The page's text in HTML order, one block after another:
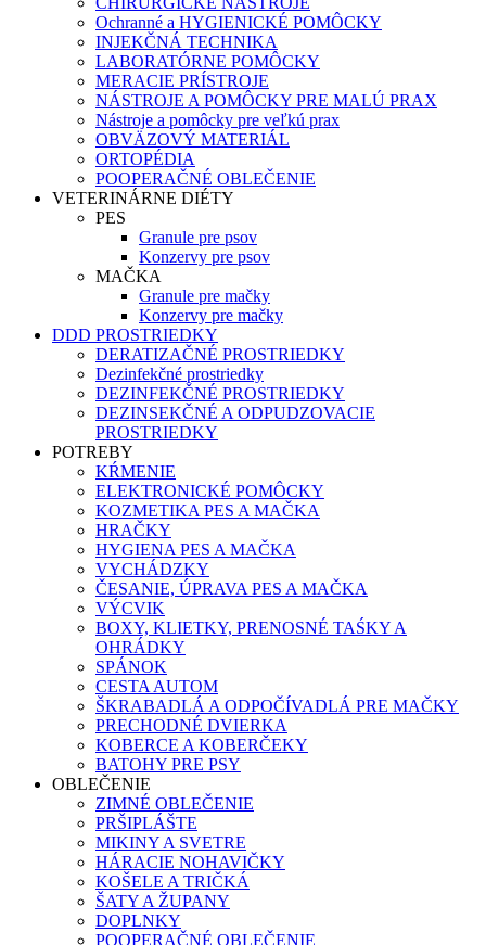
Ochranné a HYGIENICKÉ POMÔCKY
INJEKČNÁ TECHNIKA
LABORATÓRNE POMÔCKY
MERACIE PRÍSTROJE
NÁSTROJE A POMÔCKY PRE MALÚ PRAX
Nástroje a pomôcky pre veľkú prax
OBVÄZOVÝ MATERIÁL
ORTOPÉDIA
POOPERAČNÉ OBLEČENIE
VETERINÁRNE DIÉTY
PES
Granule pre psov
Konzervy pre psov
MAČKA
Granule pre mačky
Konzervy pre mačky
DDD PROSTRIEDKY
DERATIZAČNÉ PROSTRIEDKY
Dezinfekčné prostriedky
DEZINFEKČNÉ PROSTRIEDKY
DEZINSEKČNÉ A ODPUDZOVACIE
PROSTRIEDKY
POTREBY
KŔMENIE
ELEKTRONICKÉ POMÔCKY
KOZMETIKA PES A MAČKA
HRAČKY
HYGIENA PES A MAČKA
VYCHÁDZKY
ČESANIE, ÚPRAVA PES A MAČKA
VÝCVIK
BOXY, KLIETKY, PRENOSNÉ TAŚKY A
OHRÁDKY
SPÁNOK
CESTA AUTOM
ŠKRABADLÁ A ODPOČÍVADLÁ PRE MAČKY
PRECHODNÉ DVIERKA
KOBERCE A KOBERČEKY
BATOHY PRE PSY
OBLEČENIE
ZIMNÉ OBLEČENIE
PRŠIPLÁŠTE
MIKINY A SVETRE
HÁRACIE NOHAVIČKY
KOŠELE A TRIČKÁ
ŠATY A ŽUPANY
DOPLNKY
POOPERAČNÉ OBLEČENIE